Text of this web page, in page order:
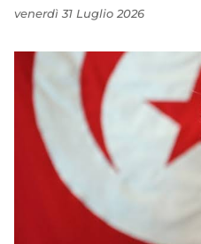
venerdì 31 Luglio 2026